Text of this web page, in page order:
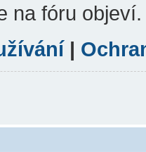
na fóru objeví.
|